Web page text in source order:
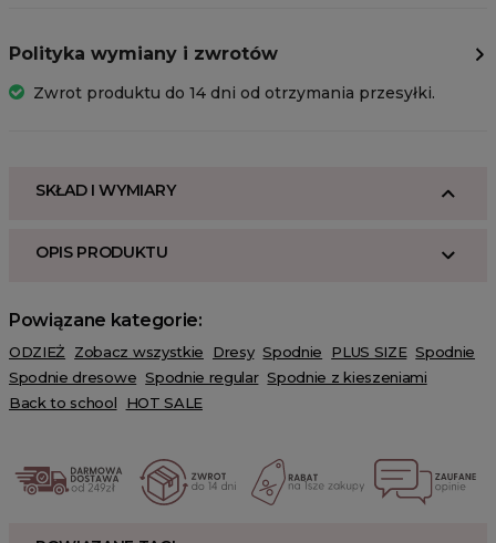
Polityka wymiany i zwrotów
Zwrot produktu do 14 dni od otrzymania przesyłki.
SKŁAD I WYMIARY
OPIS PRODUKTU
Powiązane kategorie:
ODZIEŻ Zobacz wszystkie Dresy Spodnie PLUS SIZE Spodnie
Spodnie dresowe Spodnie regular Spodnie z kieszeniami
Back to school
HOT SALE